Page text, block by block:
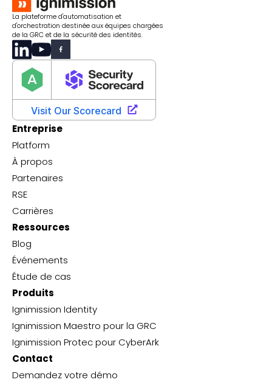
La plateforme d'automatisation et
d'orchestration destinée aux équipes chargées
de la GRC et de la sécurité des identités.
Entreprise
Platform
À propos
Partenaires
RSE
Carrières
Ressources
Blog
Événements
Étude de cas
Produits
Ignimission Identity
Ignimission Maestro pour la GRC
Ignimission Protec pour CyberArk
Contact
Demandez votre démo